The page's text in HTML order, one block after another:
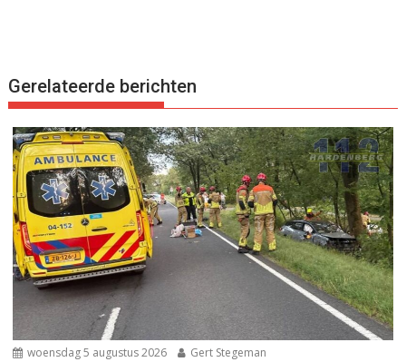
Gerelateerde berichten
woensdag 5 augustus 2026 Gert Stegeman